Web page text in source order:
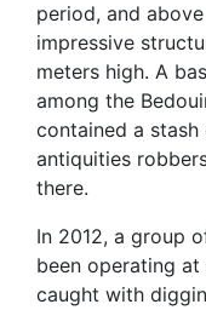
period, and
impressive
meters high. A
among the
contained a
antiquities
there.
In 2012, a group
been operating
caught with